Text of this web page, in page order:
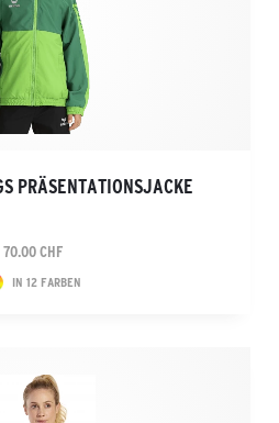
PRÄSENTATIONSJACKE
70.00 CHF
IN 12 FARBEN